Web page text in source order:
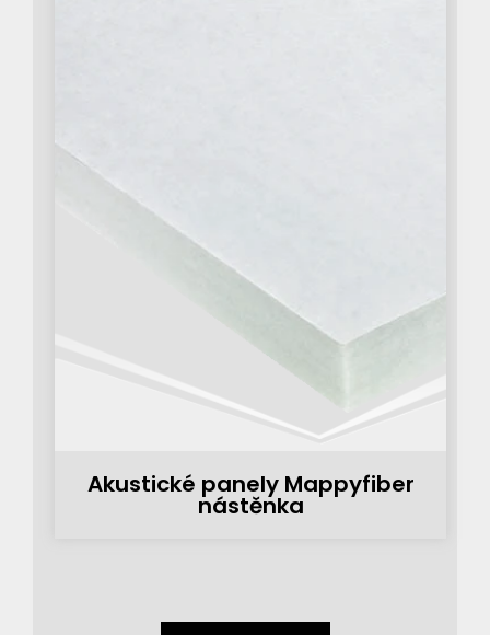
Akustické panely Mappyfiber
nástěnka